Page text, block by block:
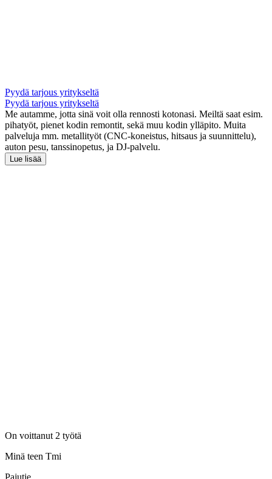
Pyydä tarjous yritykseltä
Pyydä tarjous yritykseltä
Me autamme, jotta sinä voit olla rennosti kotonasi. Meiltä saat esim.
pihatyöt, pienet kodin remontit, sekä muu kodin ylläpito. Muita
palveluja mm. metallityöt (CNC-koneistus, hitsaus ja suunnittelu),
auton pesu, tanssinopetus, ja DJ-palvelu.
Lue lisää
On voittanut 2 työtä
Minä teen Tmi